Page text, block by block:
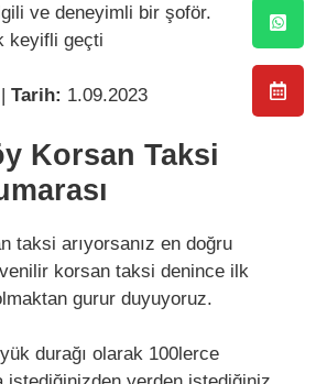
ve deneyimli bir şoför.
keyifli geçti
Tarih: 1.09.2023
Korsan Taksi
taksi arıyorsanız en doğru
korsan taksi denince ilk
gurur duyuyoruz.
durağı olarak 100lerce